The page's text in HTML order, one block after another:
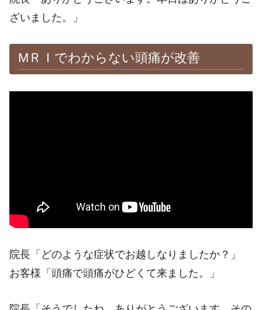
ざいました。」
МＲＩでわからない頭痛が改善
院長「どのような症状でお越しなりましたか？」
お客様「頭痛で頭痛がひどくて来ました。」